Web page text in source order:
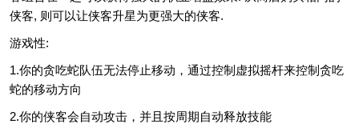
侠客, 则可以让侠客升星为更强大的侠客.
游戏性:
1.你的贪吃蛇队伍无法停止移动，通过控制虚拟摇杆来控制贪吃
蛇的移动方向
2.你的侠客会自动攻击，并且按周期自动释放技能